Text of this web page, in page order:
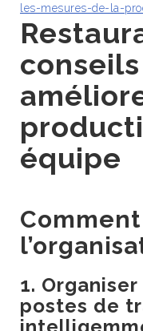
les-mesures-de-la-
équipe
1.
postes de